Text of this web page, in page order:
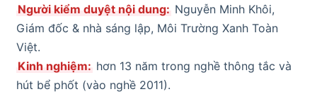
Người kiểm duyệt nội dung: Nguyễn Minh Khôi,
Giám đốc & nhà sáng lập, Môi Trường Xanh Toàn
Việt.
Kinh nghiệm: hơn 13 năm trong nghề thông tắc và
hút bể phốt (vào nghề 2011).